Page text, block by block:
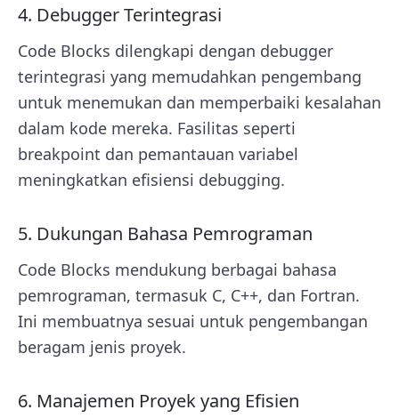
4. Debugger Terintegrasi
Code Blocks dilengkapi dengan debugger
terintegrasi yang memudahkan pengembang
untuk menemukan dan memperbaiki kesalahan
dalam kode mereka. Fasilitas seperti
breakpoint dan pemantauan variabel
meningkatkan efisiensi debugging.
5. Dukungan Bahasa Pemrograman
Code Blocks mendukung berbagai bahasa
pemrograman, termasuk C, C++, dan Fortran.
Ini membuatnya sesuai untuk pengembangan
beragam jenis proyek.
6. Manajemen Proyek yang Efisien